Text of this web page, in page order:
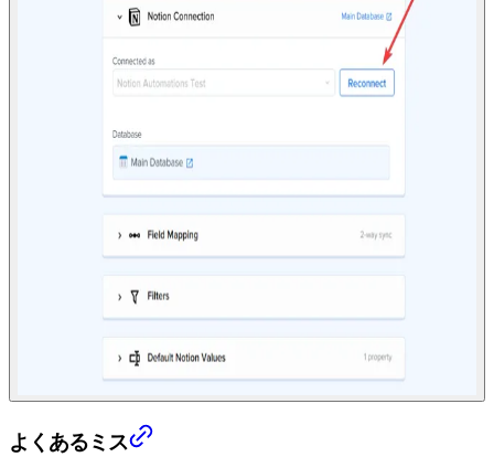
よくあるミス